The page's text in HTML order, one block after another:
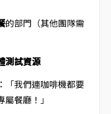
的部門（其他團隊需
測試資源
「我們連咖啡機都要
餐廳！」